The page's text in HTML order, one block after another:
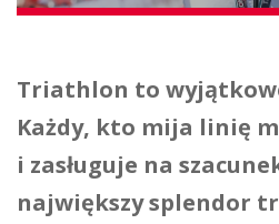
Triathlon to
Każdy, kto mija linię
i zasługuje na
największy splendor